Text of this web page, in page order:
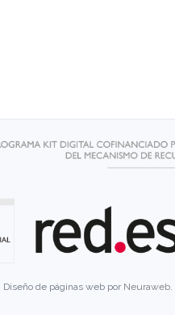
Diseño de páginas web por Neuraweb.